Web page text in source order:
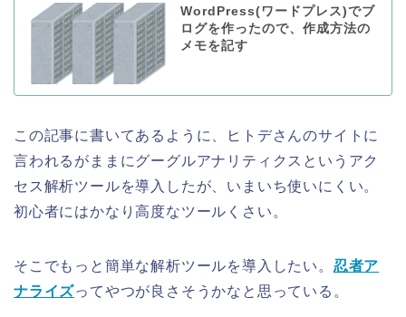
WordPress(ワードプレス)でブ
ログを作ったので、作成方法の
メモを記す
この記事に書いてあるように、ヒトデさんのサイトに
言われるがままにグーグルアナリティクスというアク
セス解析ツールを導入したが、いまいち使いにくい。
初心者にはかなり高度なツールくさい。
そこでもっと簡単な解析ツールを導入したい。 忍者ア
ナライズってやつが良さそうかなと思っている。